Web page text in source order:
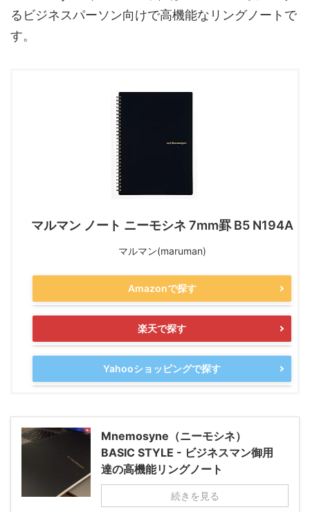
るビジネスパーソン向けで高機能なリングノートで
す。
マルマン ノート ニーモシネ 7mm罫 B5 N194A
マルマン(maruman)
Amazonで探す
楽天で探す
Yahooショッピングで探す
Mnemosyne（ニーモシネ）
BASIC STYLE - ビジネスマン御用
達の高機能リングノート
続きを見る